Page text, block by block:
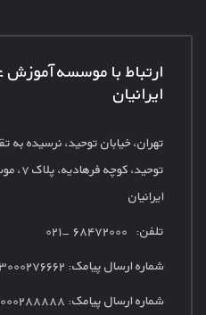
ارتباط با موسسه آموزش
ایرانیان
تهران، خیابان توحید، نرسیده به
توحید، کوچه فرهادیه، پلاک
۷،
ایرانیان
تلفن: ۶۸۴۷۲۰۰۰ -۰۲۱
شماره ارسال پیامک: ۳۰۰۰۲۷۶۶۶۲
شماره ارسال پیامک: ۵۰۰۰۲۸۸۸۸۸